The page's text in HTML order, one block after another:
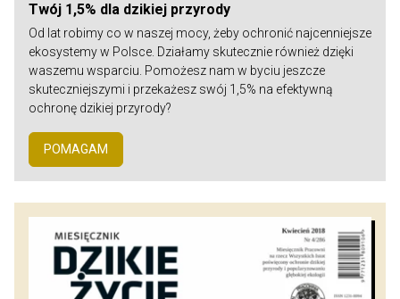
Twój 1,5% dla dzikiej przyrody
Od lat robimy co w naszej mocy, żeby ochronić najcenniejsze
ekosystemy w Polsce. Działamy skutecznie również dzięki
waszemu wsparciu. Pomożesz nam w byciu jeszcze
skuteczniejszymi i przekażesz swój 1,5% na efektywną
ochronę dzikiej przyrody?
POMAGAM